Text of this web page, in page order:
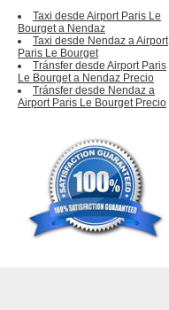
Taxi desde Airport Paris Le
Bourget a Nendaz
Taxi desde Nendaz a Airport
Paris Le Bourget
Tránsfer desde Airport Paris
Le Bourget a Nendaz Precio
Tránsfer desde Nendaz a
Airport Paris Le Bourget Precio